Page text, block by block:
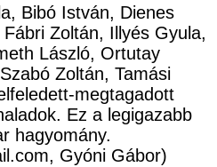
Bibó István, Dienes
Zoltán, Illyés Gyula,
László, Ortutay
Zoltán, Tamási
megtagadott
Ez a legigazabb
hagyomány.
Gyóni Gábor)